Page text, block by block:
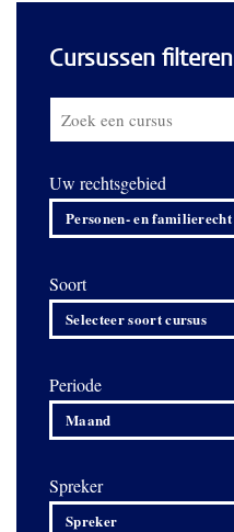
Cursussen filteren
Uw rechtsgebied
Personen- en familierecht
Soort
Selecteer soort cursus
Periode
Maand
Spreker
Spreker